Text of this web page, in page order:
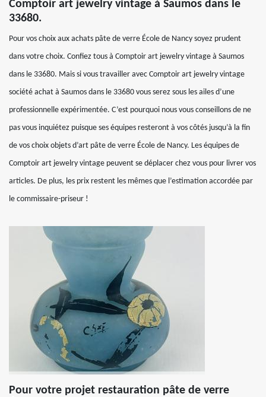
Comptoir art jewelry vintage à Saumos dans le
33680.
Pour vos choix aux achats pâte de verre École de Nancy soyez prudent
dans votre choix. Confiez tous à Comptoir art jewelry vintage à Saumos
dans le 33680. Mais si vous travailler avec Comptoir art jewelry vintage
société achat à Saumos dans le 33680 vous serez sous les ailes d’une
professionnelle expérimentée. C’est pourquoi nous vous conseillons de ne
pas vous inquiétez puisque ses équipes resteront à vos côtés jusqu’à la fin
de vos choix objets d’art pâte de verre École de Nancy. Les équipes de
Comptoir art jewelry vintage peuvent se déplacer chez vous pour livrer vos
articles. De plus, les prix restent les mêmes que l’estimation accordée par
le commissaire-priseur !
Pour votre projet restauration pâte de verre